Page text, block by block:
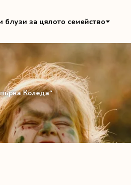
блузи за цялото семейство
Коледа“